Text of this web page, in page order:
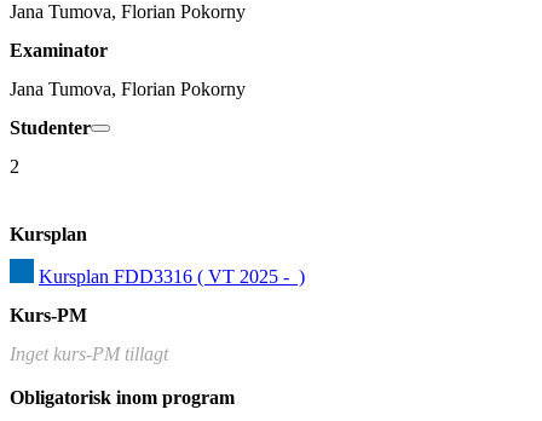
Jana Tumova, Florian Pokorny
Examinator
Jana Tumova, Florian Pokorny
Studenter
2
Kursplan
Kursplan FDD3316 ( VT 2025 -  )
Kurs-PM
Inget kurs-PM tillagt
Obligatorisk inom program